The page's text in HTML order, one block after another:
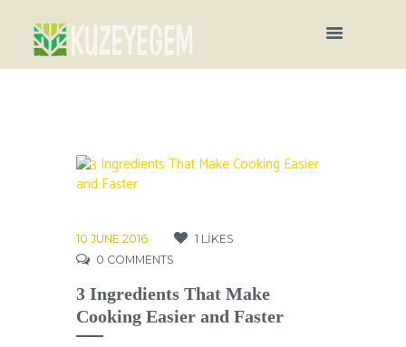
10 JUNE 2016 1 LIKES
0 COMMENTS
3 Ingredients That Make
Cooking Easier and Faster